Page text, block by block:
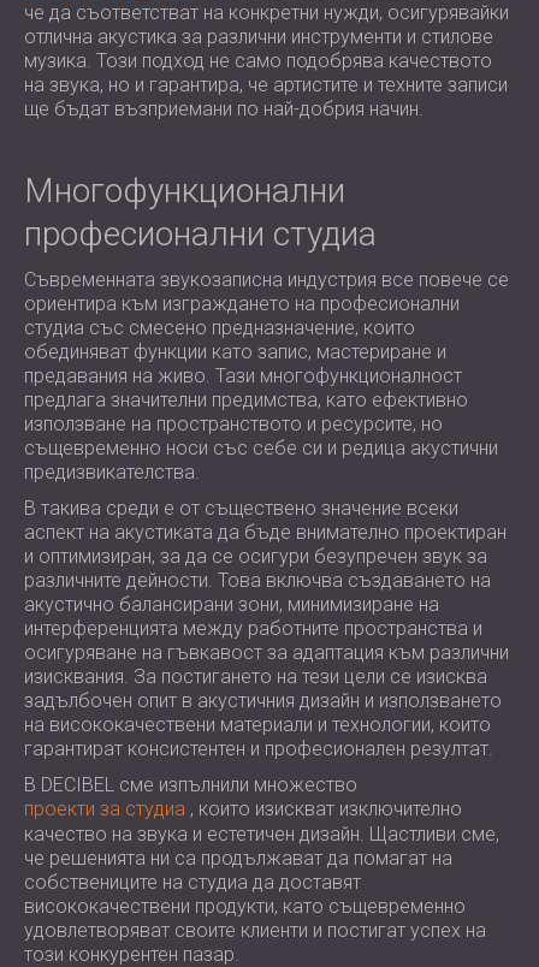
че да съответстват на конкретни нужди, осигурявайки
отлична акустика за различни инструменти и стилове
музика. Този подход не само подобрява качеството
на звука, но и гарантира, че артистите и техните записи
ще бъдат възприемани по най-добрия начин.
Многофункционални
професионални студиа
Съвременната звукозаписна индустрия все повече се
ориентира към изграждането на професионални
студиа със смесено предназначение, които
обединяват функции като запис, мастериране и
предавания на живо. Тази многофункционалност
предлага значителни предимства, като ефективно
използване на пространството и ресурсите, но
същевременно носи със себе си и редица акустични
предизвикателства.
В такива среди е от съществено значение всеки
аспект на акустиката да бъде внимателно проектиран
и оптимизиран, за да се осигури безупречен звук за
различните дейности. Това включва създаването на
акустично балансирани зони, минимизиране на
интерференцията между работните пространства и
осигуряване на гъвкавост за адаптация към различни
изисквания. За постигането на тези цели се изисква
задълбочен опит в акустичния дизайн и използването
на висококачествени материали и технологии, които
гарантират консистентен и професионален резултат.
В DECIBEL сме изпълнили множество
проекти за студиа , които изискват изключително
качество на звука и естетичен дизайн. Щастливи сме,
че решенията ни са продължават да помагат на
собствениците на студиа да доставят
висококачествени продукти, като същевременно
удовлетворяват своите клиенти и постигат успех на
този конкурентен пазар.